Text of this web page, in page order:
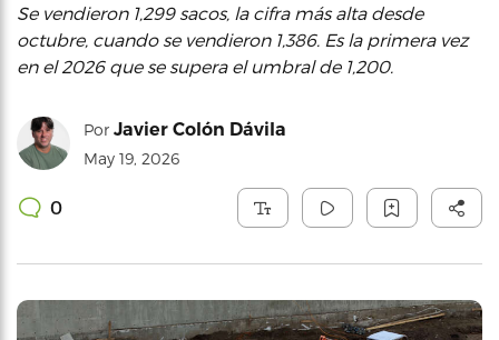
Se vendieron 1,299 sacos, la cifra más alta desde
octubre, cuando se vendieron 1,386. Es la primera vez
en el 2026 que se supera el umbral de 1,200.
Por Javier Colón Dávila
May 19, 2026
0